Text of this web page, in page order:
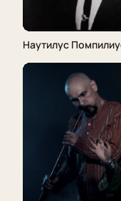
Наутилус